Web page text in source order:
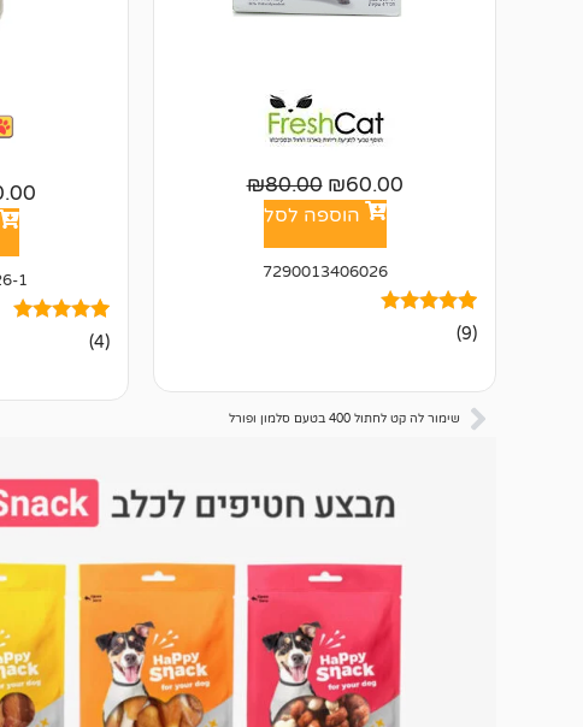
₪60.00
₪80.00
הוספה לסל
7290013406026
מדורגים
5.00
9
לקוחות
(9)
1
מדורגים
5.00
4(4)
שימור לה קט לחתול 400 בטעם סלמון ופורל